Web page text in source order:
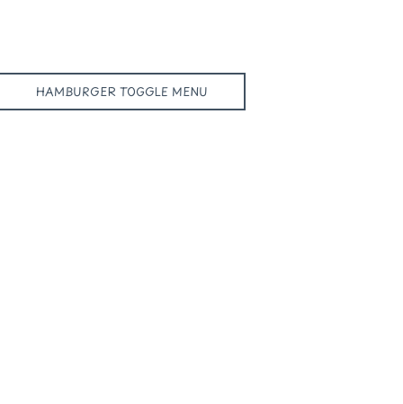
HAMBURGER TOGGLE MENU